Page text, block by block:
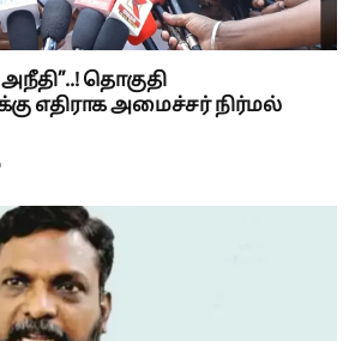
தொகுதி
எதிராக அமைச்சர் நிர்மல்